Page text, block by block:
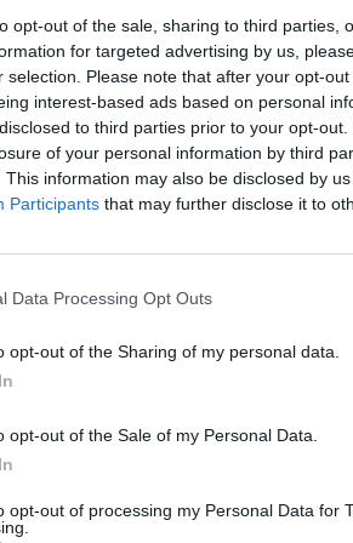
opt-out of the sale, sharing to third parties,
for targeted advertising by us,
selection. Please note that after your opt-
interest-based ads based on personal
to third parties prior to your opt-
of your personal information by third
This information may also be disclosed by
Participants that may further disclose it to
Data Processing Opt Outs
opt-out of the Sharing of my personal data.
opt-out of the Sale of my Personal Data.
opt-out of processing my Personal Data for
del personale
con
del patrimonio culturale
nei luoghi simbolo della
sono previste2.700 nuove
tra assistenti e funzionari, un
ampio programma di
da un decreto del
(Dpcm), firmato dal ministro
Giorgetti. Il Dpcm,
complessivamente il
a 33 amministrazioni